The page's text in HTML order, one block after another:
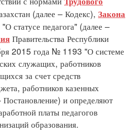
(далее – Кодекс), Закона
статусе педагога" (далее –
Правительства Республики
2015 года № 1193 "О системе
служащих, работников
за счет средств
работников казенных
и определяют
платы педагогов
образования.